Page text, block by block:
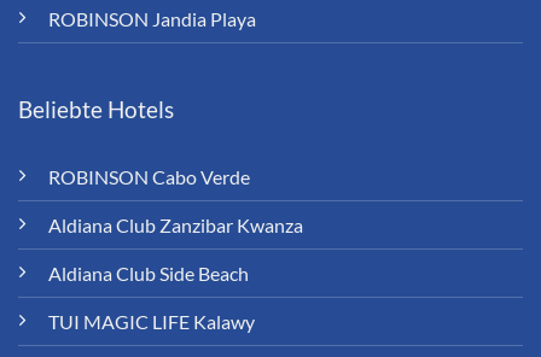
ROBINSON Jandia Playa
Beliebte Hotels
ROBINSON Cabo Verde
Aldiana Club Zanzibar Kwanza
Aldiana Club Side Beach
TUI MAGIC LIFE Kalawy